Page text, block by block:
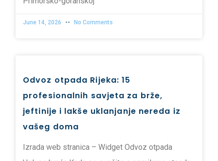
June 14, 2026 No Comments
Odvoz otpada Rijeka: 15
profesionalnih savjeta za brže,
jeftinije i lakše uklanjanje nereda iz
vašeg doma
Izrada web stranica – Widget Odvoz otpada